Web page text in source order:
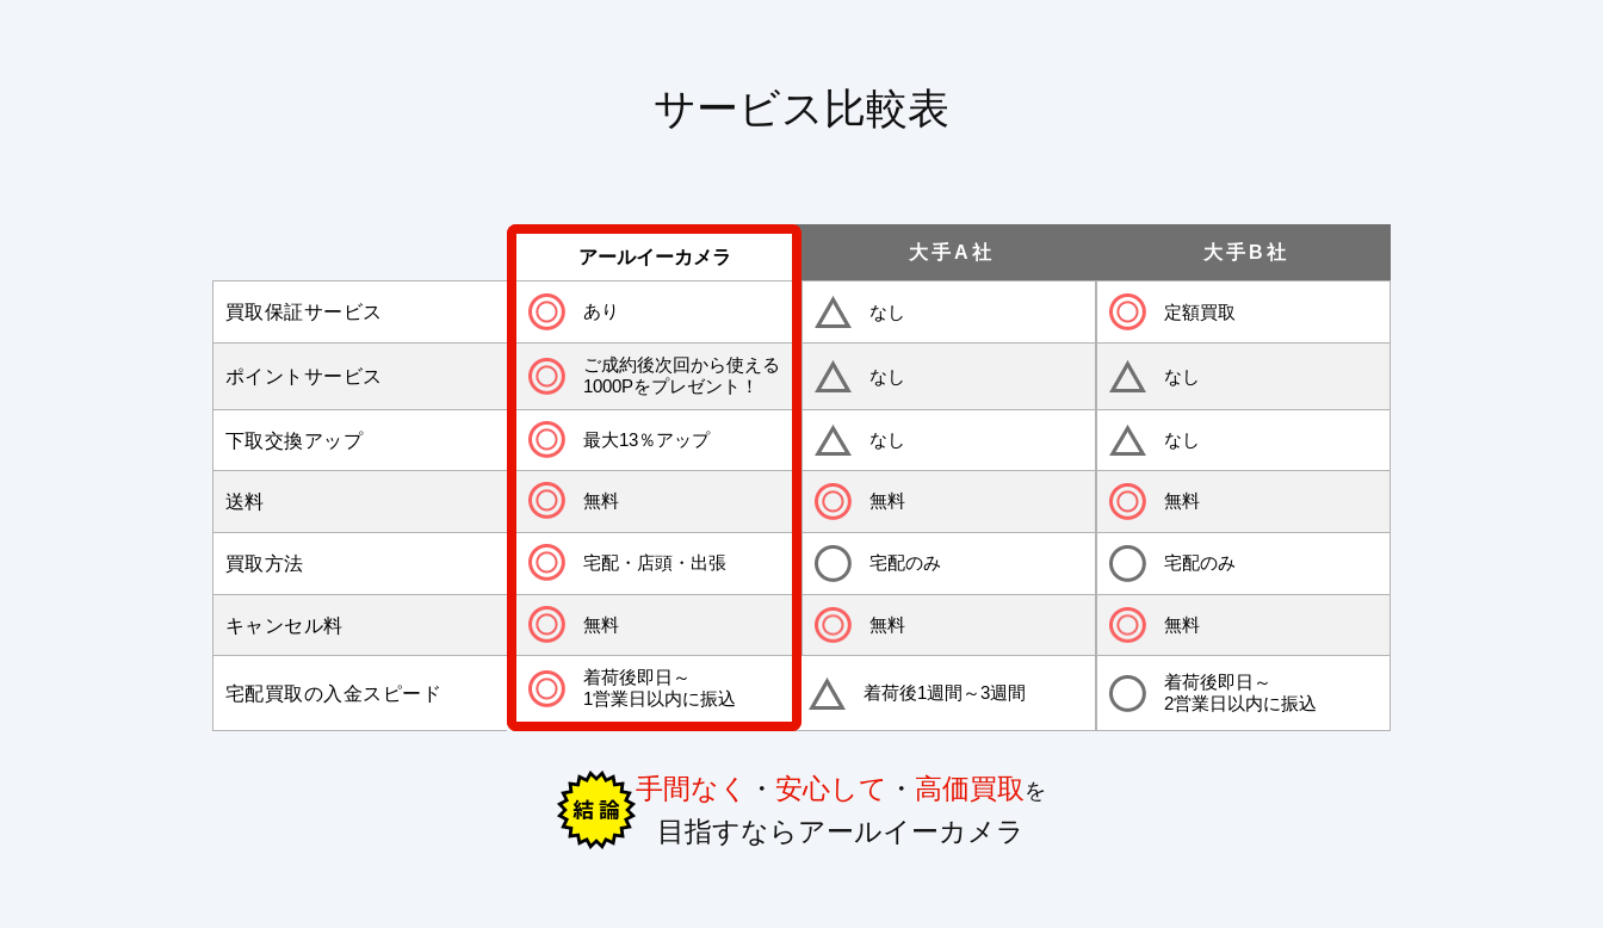
サービス比較表
アールイーカメラ 大手A社 大手B社
買取保証サービス あり なし 定額買取
ポイントサービス
ご成約後次回から使える
1000Pをプレゼント！
なし なし
下取交換アップ 最大13％アップ なし なし
送料 無料 無料 無料
買取方法 宅配・店頭・出張 宅配のみ 宅配のみ
キャンセル料 無料 無料 無料
宅配買取の入金スピード
着荷後即日～
1営業日以内に振込
着荷後1週間～3週間
着荷後即日～
2営業日以内に振込
手間なく ・ 安心して ・ 高価買取 を
目指すならアールイーカメラ